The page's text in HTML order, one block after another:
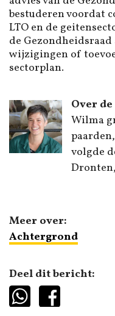
bestuderen voordat
LTO en de
de
wijzigingen of
sectorplan.
Over
Wilma
volgde
Meer over:
Achtergrond
Deel dit bericht: